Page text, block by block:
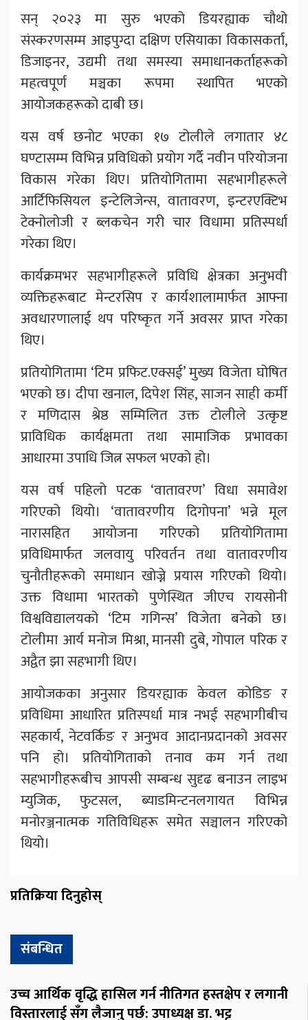
सन् २०२३ मा सुरु भएको डियरह्याक चौथो
संस्करणसम्म आइपुग्दा दक्षिण एसियाका विकासकर्ता,
डिजाइनर, उद्यमी तथा समस्या समाधानकर्ताहरूको
महत्वपूर्ण मञ्चका रूपमा स्थापित भएको
आयोजकहरूको दाबी छ।
यस वर्ष छनोट भएका १७ टोलीले लगातार ४८
घण्टासम्म विभिन्न प्रविधिको प्रयोग गर्दै नवीन परियोजना
विकास गरेका थिए। प्रतियोगितामा सहभागीहरूले
आर्टिफिसियल इन्टेलिजेन्स, वातावरण, इन्टरएक्टिभ
टेक्नोलोजी र ब्लकचेन गरी चार विधामा प्रतिस्पर्धा
गरेका थिए।
कार्यक्रमभर सहभागीहरूले प्रविधि क्षेत्रका अनुभवी
व्यक्तिहरूबाट मेन्टरसिप र कार्यशालामार्फत आफ्ना
अवधारणालाई थप परिष्कृत गर्ने अवसर प्राप्त गरेका
थिए।
प्रतियोगितामा ‘टिम प्रफिट.एक्सई’ मुख्य विजेता घोषित
भएको छ। दीपा खनाल, दिपेश सिंह, साजन साही कर्मी
र मणिदास श्रेष्ठ सम्मिलित उक्त टोलीले उत्कृष्ट
प्राविधिक कार्यक्षमता तथा सामाजिक प्रभावका
आधारमा उपाधि जित्न सफल भएको हो।
यस वर्ष पहिलो पटक ‘वातावरण’ विधा समावेश
गरिएको थियो। ‘वातावरणीय दिगोपना’ भन्ने मूल
नारासहित आयोजना गरिएको प्रतियोगितामा
प्रविधिमार्फत जलवायु परिवर्तन तथा वातावरणीय
चुनौतीहरूको समाधान खोज्ने प्रयास गरिएको थियो।
उक्त विधामा भारतको पुणेस्थित जीएच रायसोनी
विश्वविद्यालयको ‘टिम गगिन्स’ विजेता बनेको छ।
टोलीमा आर्य मनोज मिश्रा, मानसी दुबे, गोपाल परिक र
अद्वैत झा सहभागी थिए।
आयोजकका अनुसार डियरह्याक केवल कोडिङ र
प्रविधिमा आधारित प्रतिस्पर्धा मात्र नभई सहभागीबीच
सहकार्य, नेटवर्किङ र अनुभव आदानप्रदानको अवसर
पनि हो। प्रतियोगिताको तनाव कम गर्न तथा
सहभागीहरूबीच आपसी सम्बन्ध सुदृढ बनाउन लाइभ
म्युजिक, फुटसल, ब्याडमिन्टनलगायत विभिन्न
मनोरञ्जनात्मक गतिविधिहरू समेत सञ्चालन गरिएको
थियो।
प्रतिक्रिया दिनुहोस्
संबन्धित
उच्च आर्थिक वृद्धि हासिल गर्न नीतिगत हस्तक्षेप र लगानी
विस्तारलाई सँग लैजानु पर्छ: उपाध्यक्ष डा. भट्ट